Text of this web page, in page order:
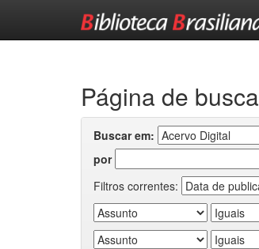
Página de busca
Buscar em:
por
Filtros correntes: